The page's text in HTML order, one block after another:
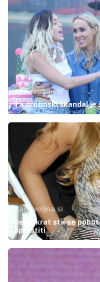
Zadovoljna.si
Ta družinski škandal je
Zadovoljna.si
Devetkrat sta se
oprostiti